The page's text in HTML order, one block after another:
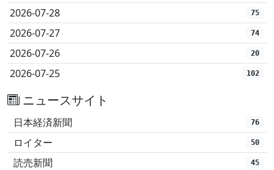
2026-07-28 75
2026-07-27 74
2026-07-26 20
2026-07-25 102
ニュースサイト
日本経済新聞 76
ロイター 50
読売新聞 45